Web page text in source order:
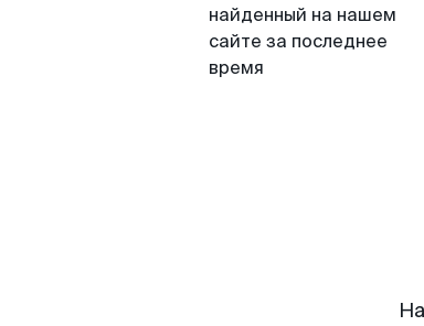
найденный на нашем
сайте за последнее
время